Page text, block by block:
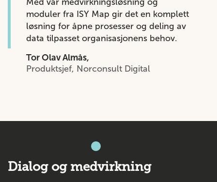
moduler fra ISY Map gir det en komplett
løsning for åpne prosesser og deling av
data tilpasset organisasjonens behov.
Tor Olav Almås,
Produktsjef, Norconsult Digital
Dialog og medvirkning